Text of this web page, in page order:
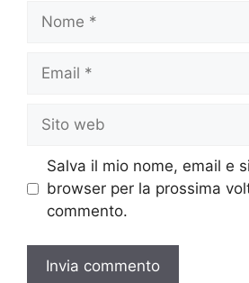
web
Salva il mio nome, email e
browser per la prossima
commento.